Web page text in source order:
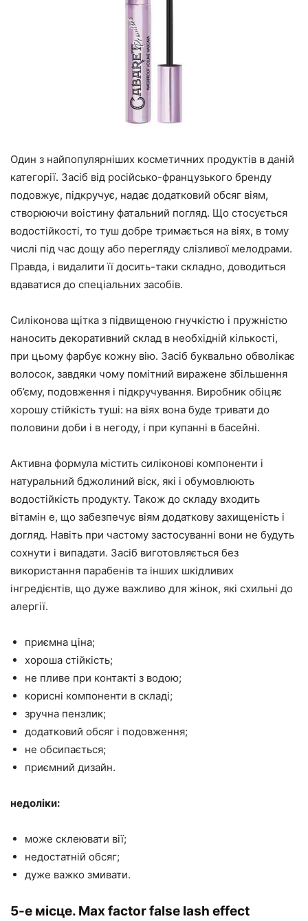
Один з найпопулярніших косметичних продуктів в даній
категорії. Засіб від російсько-французького бренду
подовжує, підкручує, надає додатковий обсяг віям,
створюючи воістину фатальний погляд. Що стосується
водостійкості, то туш добре тримається на віях, в тому
числі під час дощу або перегляду слізливої мелодрами.
Правда, і видалити її досить-таки складно, доводиться
вдаватися до спеціальних засобів.
Силіконова щітка з підвищеною гнучкістю і пружністю
наносить декоративний склад в необхідній кількості,
при цьому фарбує кожну вію. Засіб буквально обволікає
волосок, завдяки чому помітний виражене збільшення
об’єму, подовження і підкручування. Виробник обіцяє
хорошу стійкість туші: на віях вона буде тривати до
половини доби і в негоду, і при купанні в басейні.
Активна формула містить силіконові компоненти і
натуральний бджолиний віск, які і обумовлюють
водостійкість продукту. Також до складу входить
вітамін е, що забезпечує віям додаткову захищеність і
догляд. Навіть при частому застосуванні вони не будуть
сохнути і випадати. Засіб виготовляється без
використання парабенів та інших шкідливих
інгредієнтів, що дуже важливо для жінок, які схильні до
алергії.
приємна ціна;
хороша стійкість;
не пливе при контакті з водою;
корисні компоненти в складі;
зручна пензлик;
додатковий обсяг і подовження;
не обсипається;
приємний дизайн.
недоліки:
може склеювати вії;
недостатній обсяг;
дуже важко змивати.
5-е місце. Max factor false lash effect